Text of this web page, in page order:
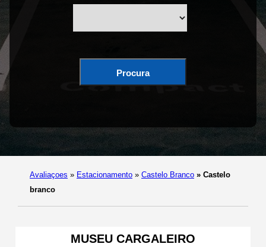
Procura
Avaliaçoes » Estacionamento » Castelo Branco » Castelo
branco
MUSEU CARGALEIRO